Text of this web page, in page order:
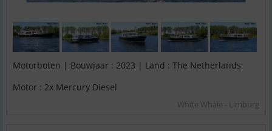
Motorboten | Bouwjaar : 2023 | Land : The Netherlands
Motor : 2x Mercury Diesel
White Whale - Limburg